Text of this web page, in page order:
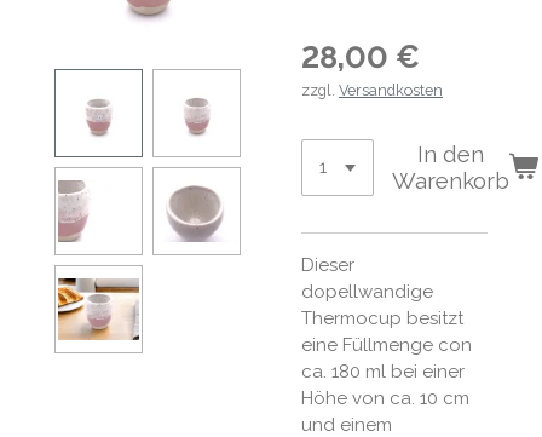
28,00 €
zzgl. Versandkosten
In den
Warenkorb
Dieser
dopellwandige
Thermocup besitzt
eine Füllmenge con
ca. 180 ml bei einer
Höhe von ca. 10 cm
und einem